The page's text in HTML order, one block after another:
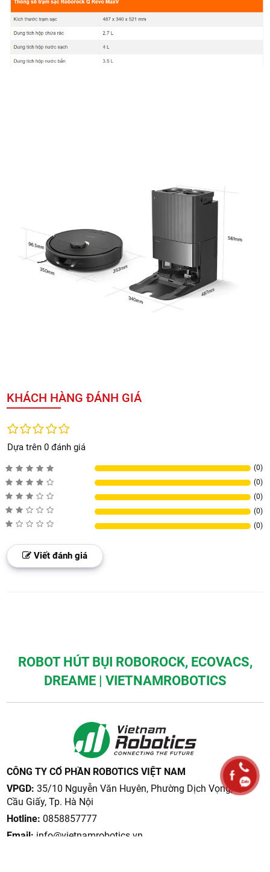
KHÁCH HÀNG ĐÁNH GIÁ
Dựa trên 0 đánh giá
(0)
(0)
(0)
(0)
(0)
Viết đánh giá
ROBOT HÚT BỤI ROBOROCK, ECOVACS,
DREAME | VIETNAMROBOTICS
CÔNG TY CỔ PHẦN ROBOTICS VIỆT NAM
VPGD: 35/10 Nguyễn Văn Huyên, Phường Dịch Vọng, Q.
Cầu Giấy, Tp. Hà Nội
Hotline: 0858857777
Email: info@vietnamrobotics.vn